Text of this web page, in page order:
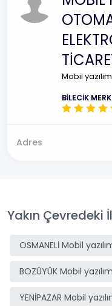
Mobil yazılım
BİLECİK
Adres
Yakın Çevredeki
OSMANELİ Mobil
BOZÜYÜK Mobil yazılım
YENİPAZAR Mobil